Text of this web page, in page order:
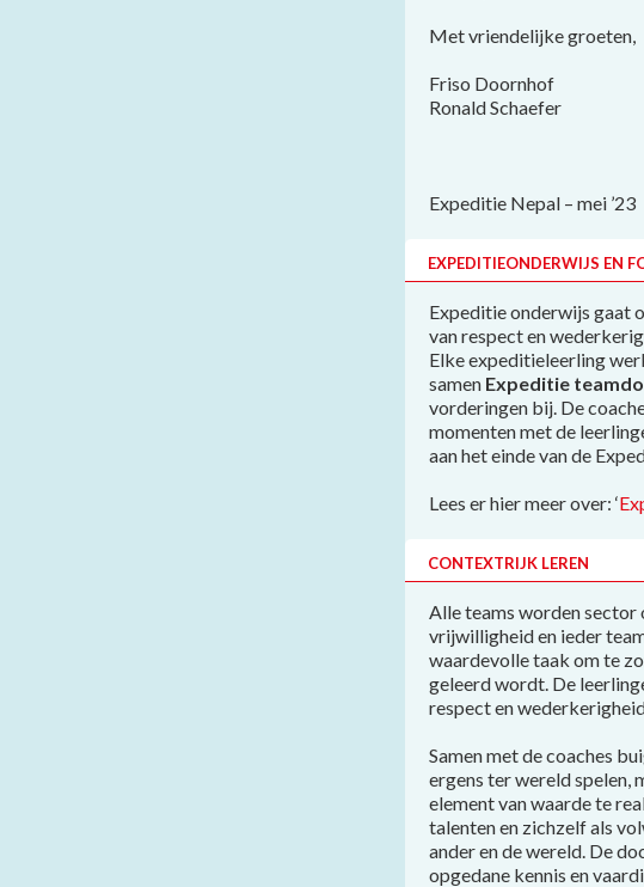
Met vriendelijke groeten,
Friso Doornhof
Ronald Schaefer
Expeditie Nepal – mei ’23
EXPEDITIEONDERWIJS EN
Expeditie onderwijs gaat
van respect en
Elke expeditieleerling
samen Expeditie
vorderingen bij. De
momenten met de
aan het einde van de
Lees er hier meer over: ‘
CONTEXTRIJK LEREN
Alle teams worden
vrijwilligheid en ieder
waardevolle taak om te
geleerd wordt. De
respect en
Samen met de coaches
ergens ter wereld spelen,
element van waarde te
talenten en zichzelf als
ander en de wereld. De
opgedane kennis en